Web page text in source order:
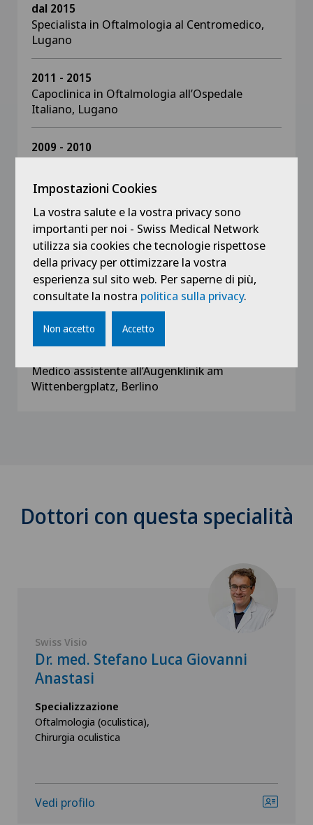
dal 2015
Specialista in Oftalmologia al Centromedico,
Lugano
2011 - 2015
Capoclinica in Oftalmologia all’Ospedale
Italiano, Lugano
2009 - 2010
Medico assistente in Oftalmologia all’Ospedale
2007 - 2008
Capoclinica in Oftalmologia al Klinikum
Niederrhein, Duisburg
2004 - 2007
Medico assistente in Oftalmologia al Klinikum
Niederrhein, Duisburg
Medico assistente all’Augenklinik am
Wittenbergplatz, Berlino
Dottori con questa specialità
Swiss Visio
Dr. med. Stefano Luca Giovanni
Anastasi
Specializzazione
Oftalmologia (oculistica),
Chirurgia oculistica
Vedi profilo
Impostazioni Cookies
La vostra salute e la vostra privacy sono
importanti per noi - Swiss Medical Network
utilizza sia cookies che tecnologie rispettose
della privacy per ottimizzare la vostra
esperienza sul sito web. Per saperne di più,
consultate la nostra politica sulla privacy.
Non accetto Accetto